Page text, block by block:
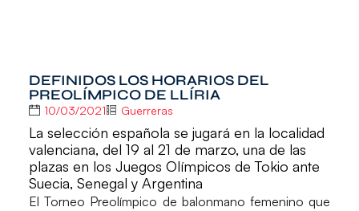
DEFINIDOS LOS HORARIOS DEL
PREOLÍMPICO DE LLÍRIA
10/03/2021 Guerreras
La selección española se jugará en la localidad
valenciana, del 19 al 21 de marzo, una de las
plazas en los Juegos Olímpicos de Tokio ante
Suecia, Senegal y Argentina
ElTorneo Preolímpico de balonmano femeninoque